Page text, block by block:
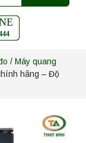
/ Máy quang
hãng – Độ